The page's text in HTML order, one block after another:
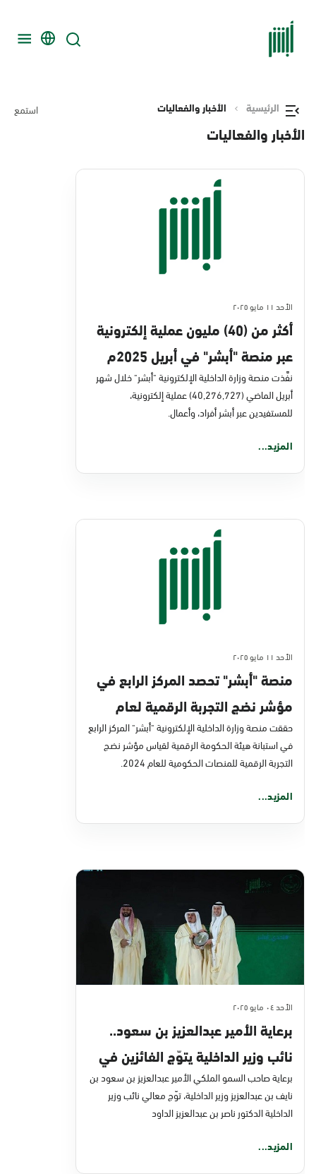
الرئيسية الأخبار والفعاليات استمع
الأخبار والفعاليات
الأحد ١١ مايو ٢٠٢٥
أكثر من (40) مليون عملية إلكترونية
عبر منصة "أبشر" في أبريل 2025م
نفَّذت منصة وزارة الداخلية الإلكترونية "أبشر" خلال شهر
أبريل الماضي (40,276,727) عملية إلكترونية،
للمستفيدين عبر أبشر أفراد، وأعمال.
المزيد...
الأحد ١١ مايو ٢٠٢٥
منصة "أبشر" تحصد المركز الرابع في
مؤشر نضج التجربة الرقمية لعام
2024
حققت منصة وزارة الداخلية الإلكترونية "أبشر" المركز الرابع
في استبانة هيئة الحكومة الرقمية لقياس مؤشر نضج
التجربة الرقمية للمنصات الحكومية للعام 2024.
المزيد...
الأحد ٠٤ مايو ٢٠٢٥
برعاية الأمير عبدالعزيز بن سعود..
نائب وزير الداخلية يتوّج الفائزين في
تحدي أبشر 2025
برعاية صاحب السمو الملكي الأمير عبدالعزيز بن سعود بن
نايف بن عبدالعزيز وزير الداخلية، توّج معالي نائب وزير
الداخلية الدكتور ناصر بن عبدالعزيز الداود
المزيد...